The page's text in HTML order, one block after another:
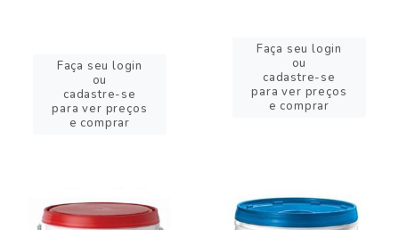
Faça seu login
ou
cadastre-se
para ver preços
e comprar
Faça seu login
ou
cadastre-se
para ver preços
e comprar